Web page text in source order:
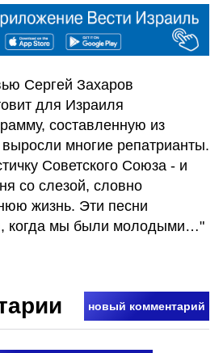
Сергей Захаров
для Израиля
составленную из
многие репатрианты.
Советского Союза - и
со слезой, словно
жизнь. Эти песни
когда мы были молодыми…"
новый комментарий